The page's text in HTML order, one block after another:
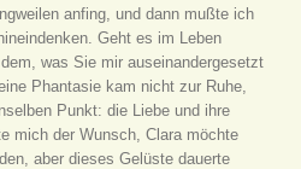
anfing, und dann mußte ich
Geht es im Leben
was Sie mir auseinandergesetzt
Phantasie kam nicht zur Ruhe,
Punkt: die Liebe und ihre
mich der Wunsch, Clara möchte
aber dieses Gelüste dauerte